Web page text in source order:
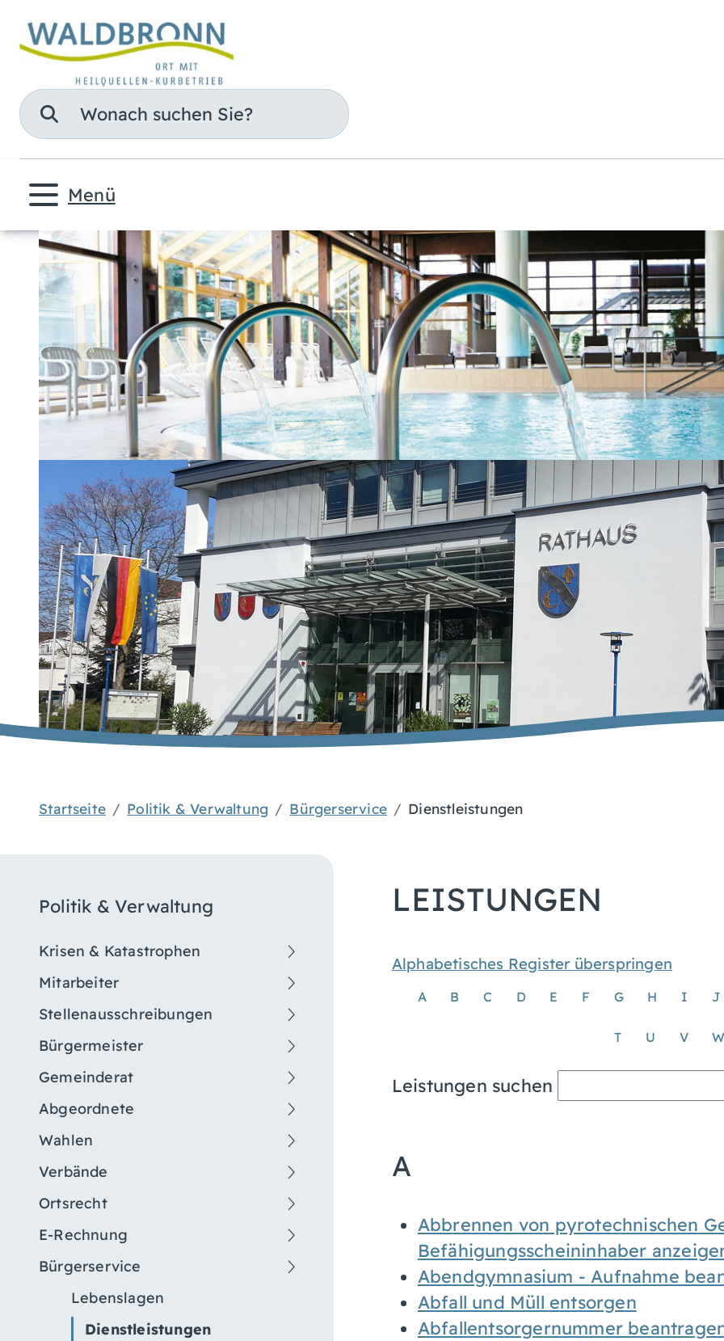
Suche
Menü
Startseite Politik & Verwaltung Bürgerservice Dienstleistungen
Politik & Verwaltung
Krisen & Katastrophen
Mitarbeiter
Stellenausschreibungen
Bürgermeister
Gemeinderat
Abgeordnete
Wahlen
Verbände
Ortsrecht
E-Rechnung
Bürgerservice
Lebenslagen
Dienstleistungen
LEISTUNGEN
Alphabetisches Register überspringen
A B C D E F G H I J
T U V W
Leistungen suchen
A
Abbrennen von pyrotechnischen
Befähigungsscheininhaber
Abendgymnasium - Aufnahme
Abfall und Müll entsorgen
Abfallentsorgernummer